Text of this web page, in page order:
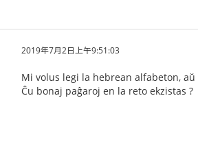
2019年7月2日上午9:51:03
Mi volus legi la hebrean alfabeton,
Ĉu bonaj paĝaroj en la reto ekzistas ?